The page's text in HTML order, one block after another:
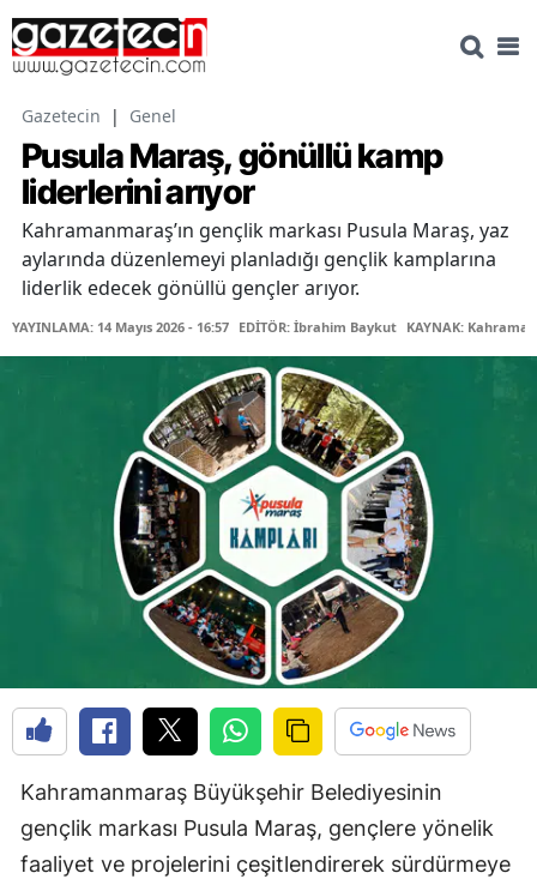
Gazetecin | Genel
Pusula Maraş, gönüllü kamp
liderlerini arıyor
Kahramanmaraş’ın gençlik markası Pusula Maraş, yaz
aylarında düzenlemeyi planladığı gençlik kamplarına
liderlik edecek gönüllü gençler arıyor.
YAYINLAMA: 14 Mayıs 2026 - 16:57 EDİTÖR: İbrahim Baykut KAYNAK:
Kahramanmaraş Büyükşehir Belediyesinin
gençlik markası Pusula Maraş, gençlere yönelik
faaliyet ve projelerini çeşitlendirerek sürdürmeye